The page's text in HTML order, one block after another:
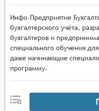
Инфо-Предприятие
бухгалтерского учёта,
бухгалтеров и
специального обучения
даже начинающие
программу.